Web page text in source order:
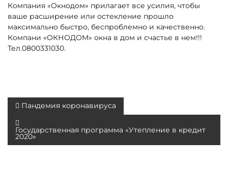
Компания «Окнодом» прилагает все усилия, чтобы
ваше расширение или остекление прошло
максимально быстро, беспроблемно и качественно.
Компани «ОКНОДОМ» окна в дом и счастье в нем!!!
Тел.0800331030.
Н
в
и
Пандемия коронавируса
Государственная программа «Утепление в кредит
2020»